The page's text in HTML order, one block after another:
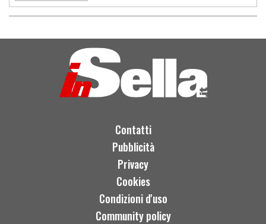
Contatti
Pubblicità
Privacy
Cookies
Condizioni d'uso
Community policy